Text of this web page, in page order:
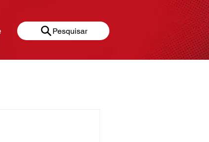
Pesquisar